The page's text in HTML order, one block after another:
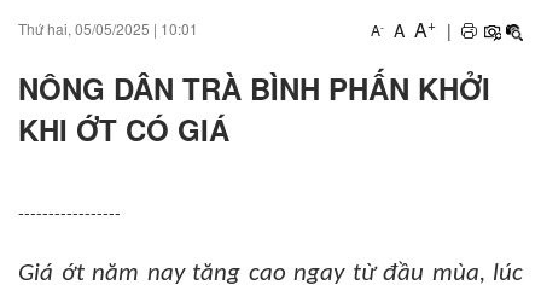
Thứ hai, 05/05/2025 | 10:01 A- A A+ |
NÔNG DÂN TRÀ BÌNH PHẤN KHỞI
KHI ỚT CÓ GIÁ
-----------------
Giá ớt năm nay tăng cao ngay từ đầu mùa, lúc